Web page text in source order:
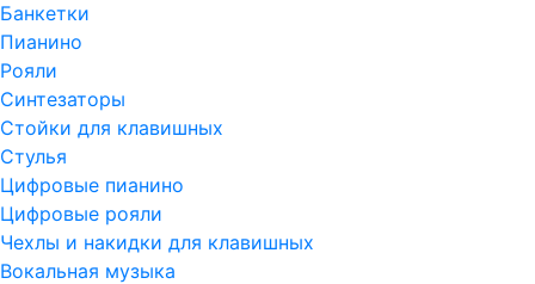
Банкетки
Пианино
Рояли
Синтезаторы
Стойки для клавишных
Стулья
Цифровые пианино
Цифровые рояли
Чехлы и накидки для клавишных
Вокальная музыка